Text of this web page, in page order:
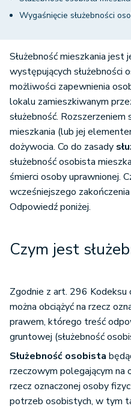
Wygaśnięcie służebności
Służebność mieszkania jest
występujących służebności
możliwości zapewnienia
lokalu zamieszkiwanym
służebność. Rozszerzeniem
mieszkania (lub jej
dożywocia. Co do zasady
służebność osobista
śmierci osoby uprawnionej.
wcześniejszego
Odpowiedź poniżej.
Czym jest
Zgodnie z art. 296 Kodeksu
można obciążyć na rzecz
prawem, którego treść
gruntowej (służebność
Służebność osobista
rzeczowym polegającym na
rzecz oznaczonej osoby
potrzeb osobistych, w tym